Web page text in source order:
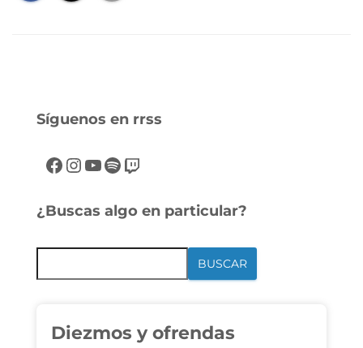
Síguenos en rrss
¿Buscas algo en particular?
BUSCAR
Diezmos y ofrendas